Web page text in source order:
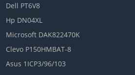
Dell PT6V8
Hp DN04XL
Microsoft DAK822470K
Clevo P150HMBAT-8
Asus 1ICP3/96/103